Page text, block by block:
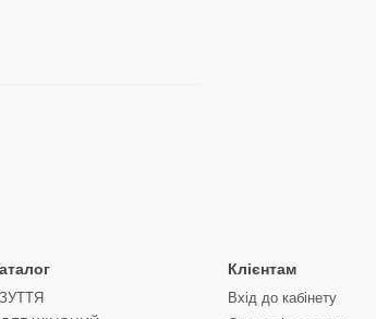
Клієнтам
Вхід до кабінету